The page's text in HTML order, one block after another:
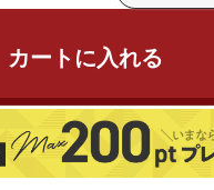
カートに入れる